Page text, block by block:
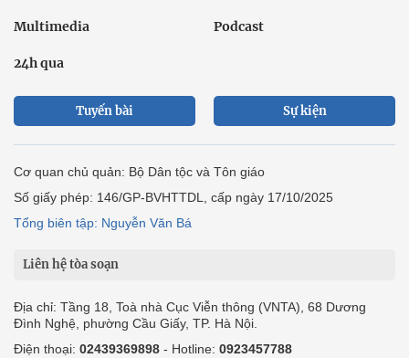
Multimedia Podcast
24h qua
Tuyến bài Sự kiện
Cơ quan chủ quản: Bộ Dân tộc và Tôn giáo
Số giấy phép: 146/GP-BVHTTDL, cấp ngày 17/10/2025
Tổng biên tập: Nguyễn Văn Bá
Liên hệ tòa soạn
Địa chỉ: Tầng 18, Toà nhà Cục Viễn thông (VNTA), 68 Dương
Đình Nghệ, phường Cầu Giấy, TP. Hà Nội.
Điện thoại: 02439369898 - Hotline: 0923457788